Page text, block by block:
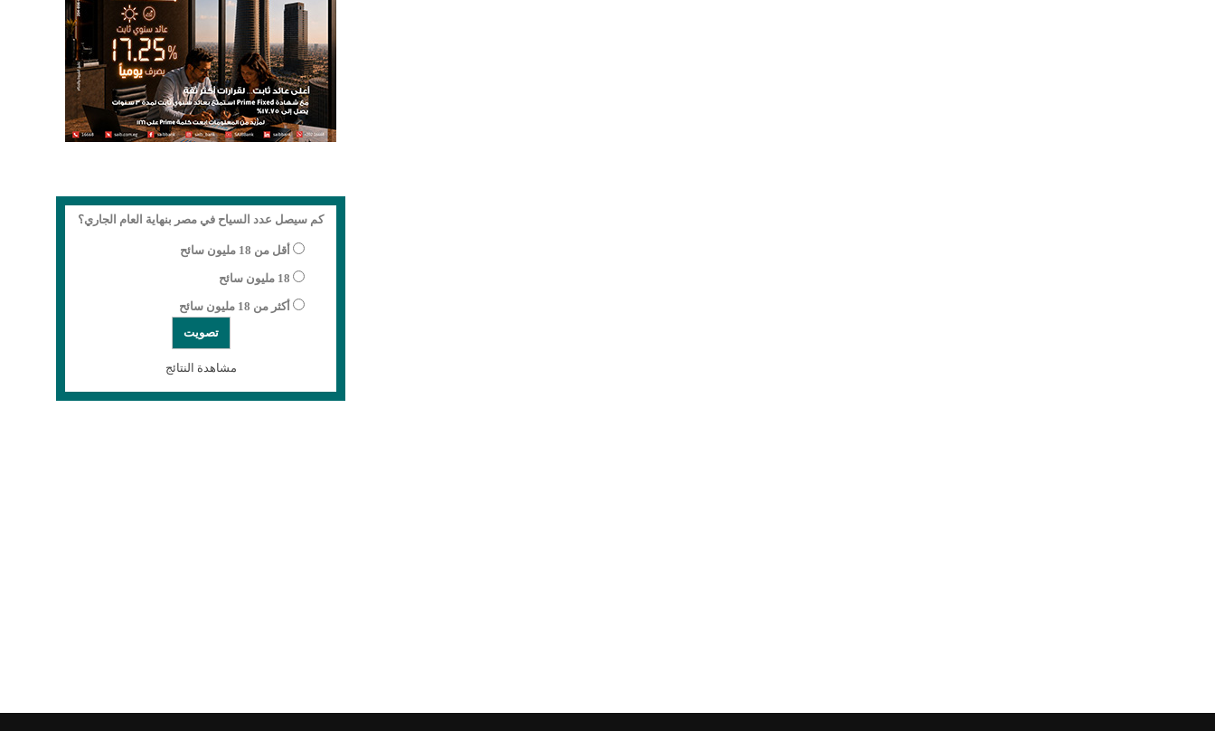
كم سيصل عدد السياح في مصر بنهاية العام الجاري؟
أقل من 18 مليون سائح
18 مليون سائح
أكثر من 18 مليون سائح
مشاهدة النتائج